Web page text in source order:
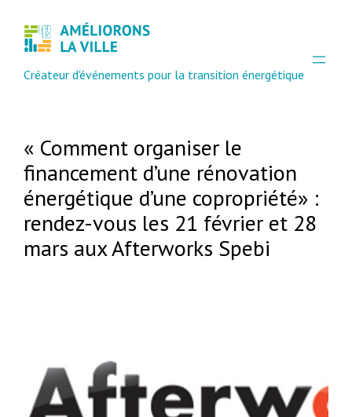
Créateur d'événements pour la transition énergétique
« Comment organiser le
financement d’une rénovation
énergétique d’une copropriété» :
rendez-vous les 21 février et 28
mars aux Afterworks Spebi